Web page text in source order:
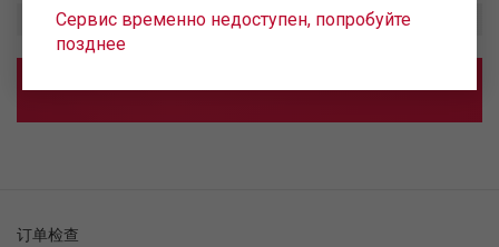
Сервис временно недоступен, попробуйте
позднее
订单检查